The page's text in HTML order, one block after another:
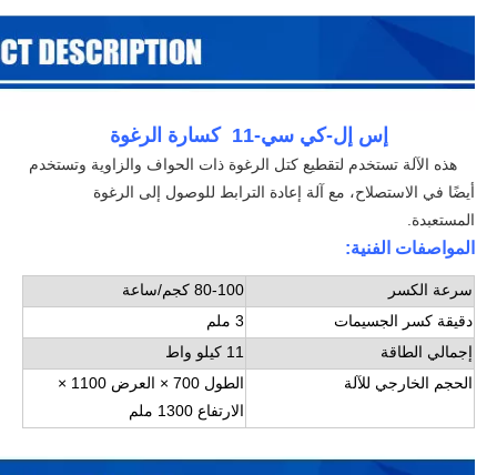
إس إل-كي سي-11 كسارة الرغوة
هذه الآلة تستخدم لتقطيع كتل الرغوة ذات الحواف والزاوية وتستخدم
أيضًا في الاستصلاح، مع آلة إعادة الترابط للوصول إلى الرغوة
المستعبدة.
المواصفات الفنية:
سرعة الكسر
80-100 كجم/ساعة
دقيقة كسر الجسيمات
3 ملم
إجمالي الطاقة
11 كيلو واط
الحجم الخارجي للآلة
الطول 700 × العرض 1100 ×
الارتفاع 1300 ملم